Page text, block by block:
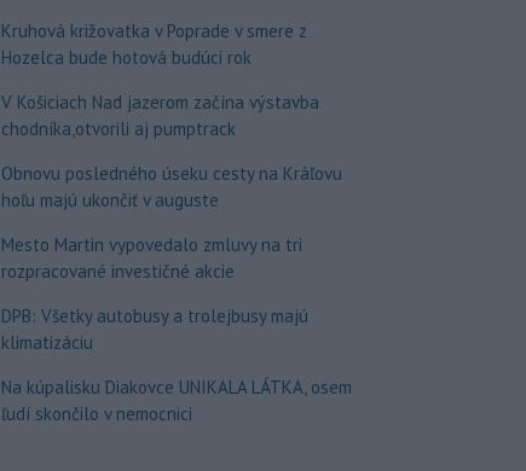
Kruhová križovatka v Poprade v smere z
Hozelca bude hotová budúci rok
V Košiciach Nad jazerom začína výstavba
chodníka,otvorili aj pumptrack
Obnovu posledného úseku cesty na Kráľovu
hoľu majú ukončiť v auguste
Mesto Martin vypovedalo zmluvy na tri
rozpracované investičné akcie
DPB: Všetky autobusy a trolejbusy majú
klimatizáciu
Na kúpalisku Diakovce UNIKALA LÁTKA, osem
ľudí skončilo v nemocnici